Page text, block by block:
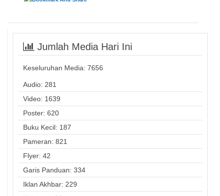
Jumlah Media Hari Ini
Keseluruhan Media: 7656
Audio: 281
Video: 1639
Poster: 620
Buku Kecil: 187
Pameran: 821
Flyer: 42
Garis Panduan: 334
Iklan Akhbar: 229